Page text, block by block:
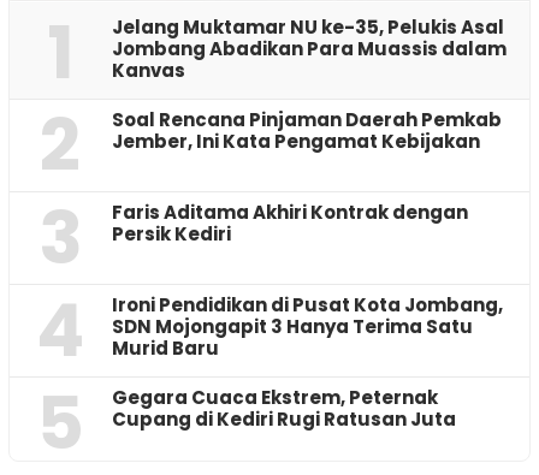
1
Jelang Muktamar NU ke-35, Pelukis Asal
Jombang Abadikan Para Muassis dalam
Kanvas
2
‎Soal Rencana Pinjaman Daerah Pemkab
Jember, Ini Kata Pengamat Kebijakan ‎
3
Faris Aditama Akhiri Kontrak dengan
Persik Kediri
4
Ironi Pendidikan di Pusat Kota Jombang,
SDN Mojongapit 3 Hanya Terima Satu
Murid Baru
5
‎Gegara Cuaca Ekstrem, Peternak
Cupang di Kediri Rugi Ratusan Juta